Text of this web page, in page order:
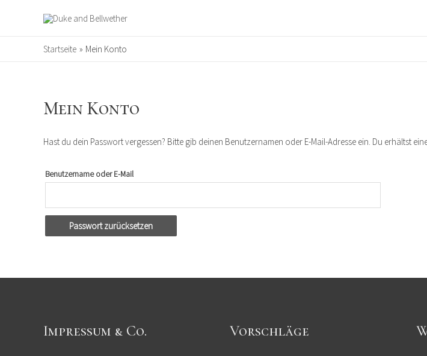
Startseite Mein Konto
Mein Konto
Hast du dein Passwort vergessen? Bitte gib deinen Benutzernamen oder E-Mail-Adresse ein. Du erhältst
Benutzername oder E-Mail
Passwort zurücksetzen
Impressum & Co. Vorschläge